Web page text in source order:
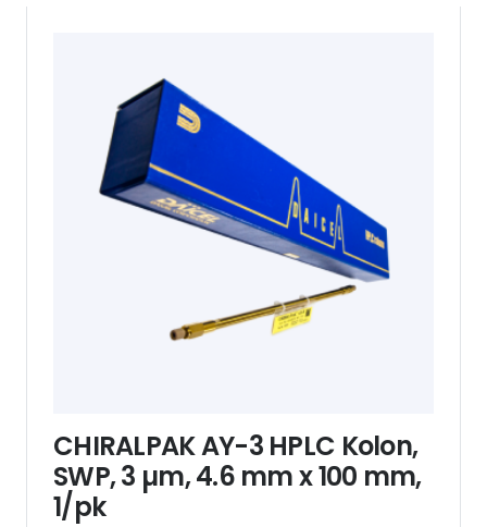
CHIRALPAK AY-3 HPLC Kolon,
SWP, 3 µm, 4.6 mm x 100 mm,
1/pk